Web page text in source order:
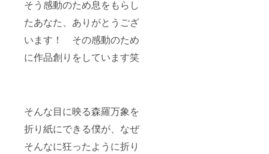
そう感動のため息をもらし
たあなた、ありがとうござ
います！ その感動のため
に作品創りをしています笑
そんな目に映る森羅万象を
折り紙にできる僕が、なぜ
そんなに狂ったように折り